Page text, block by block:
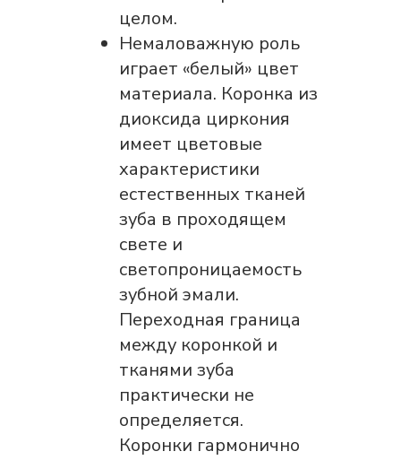
целом.
Немаловажную роль
играет «белый» цвет
материала. Коронка из
диоксида циркония
имеет цветовые
характеристики
естественных тканей
зуба в проходящем
свете и
светопроницаемость
зубной эмали.
Переходная граница
между коронкой и
тканями зуба
практически не
определяется.
Коронки гармонично